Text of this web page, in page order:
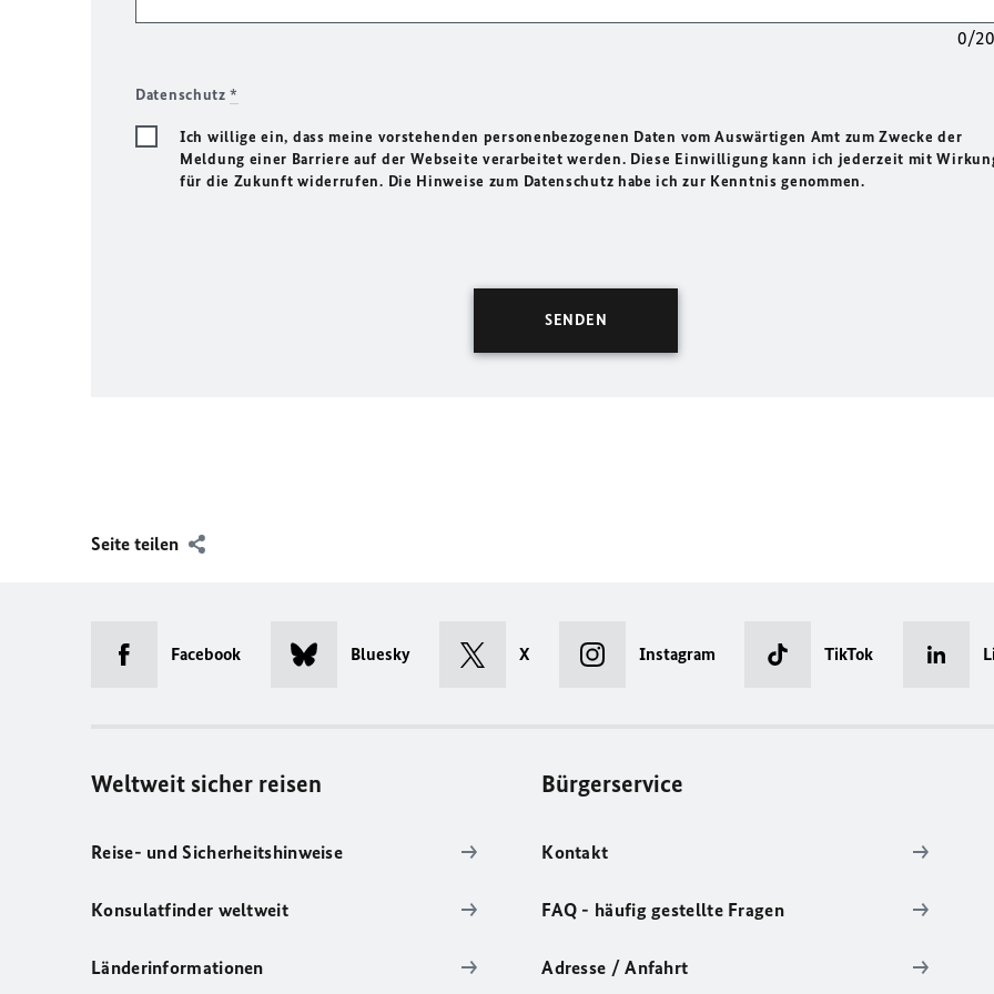
0/
Datenschutz*
Ich willige ein, dass meine vorstehenden personenbezogenen Daten vom Auswärtigen Amt zum Zwecke der
Meldung einer Barriere auf der Webseite verarbeitet werden. Diese Einwilligung kann ich jederzeit mit
für die Zukunft widerrufen. Die Hinweise zum Datenschutz habe ich zur Kenntnis genommen.
Seite teilen
Facebook Bluesky X Instagram TikTok
Weltweit sicher reisen
Reise- und Sicherheitshinweise
Konsulatfinder weltweit
Länderinformationen
Bürgerservice
Kontakt
FAQ - häufig gestellte Fragen
Adresse / Anfahrt